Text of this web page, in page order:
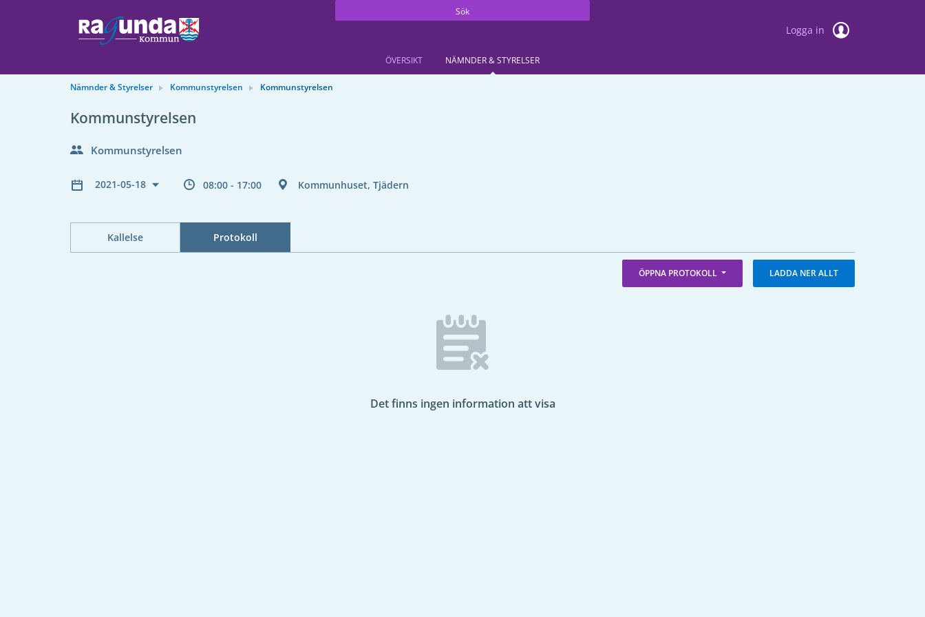
Sök
Logga in
ÖVERSIKT NÄMNDER & STYRELSER
Nämnder & Styrelser Kommunstyrelsen Kommunstyrelsen
Kommunstyrelsen
Kommunstyrelsen
2021-05-18 08:00 - 17:00 Kommunhuset, Tjädern
Kallelse Protokoll
ÖPPNA PROTOKOLL LADDA NER ALLT
Det finns ingen information att visa